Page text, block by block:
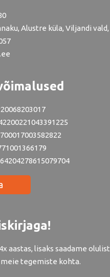
Alustre küla, Viljandi vald,
aastas, lisaks saadame olulist
tegemiste kohta.